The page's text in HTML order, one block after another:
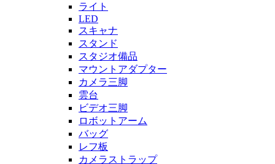
ライト
LED
スキャナ
スタンド
スタジオ備品
マウントアダプター
カメラ三脚
雲台
ビデオ三脚
ロボットアーム
バッグ
レフ板
カメラストラップ